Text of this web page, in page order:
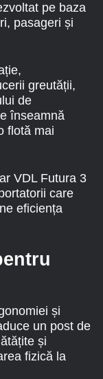
pe baza
pasageri și
greutății,
de
înseamnă
flotă mai
VDL Futura 3
care
eficiența
și
un post de
și
fizică la